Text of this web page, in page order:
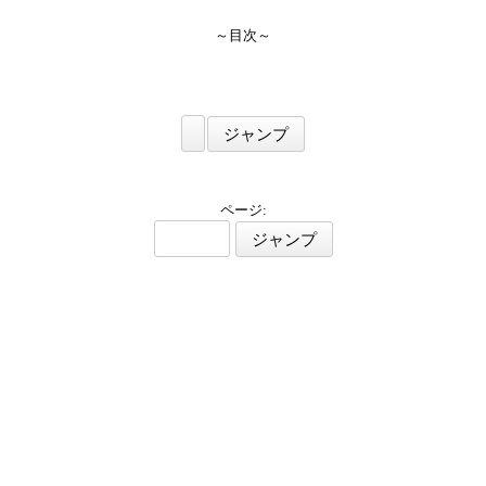
～目次～
ページ: